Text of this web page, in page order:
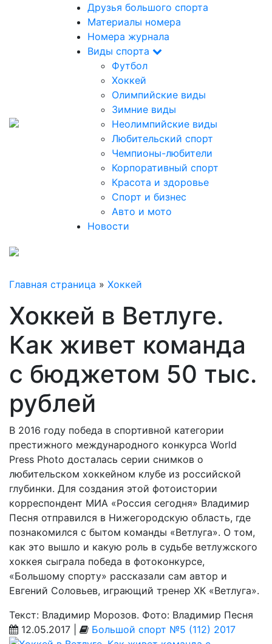
Друзья большого спорта
Материалы номера
Номера журнала
Виды спорта
Футбол
Хоккей
Олимпийские виды
Зимние виды
Неолимпийские виды
Любительский спорт
Чемпионы-любители
Корпоративный спорт
Красота и здоровье
Спорт и бизнес
Авто и мото
Новости
Главная страница » Хоккей
Хоккей в Ветлуге.
Как живет команда
с бюджетом 50 тыс.
рублей
В 2016 году победа в спортивной категории
престижного международного конкурса World
Press Photo досталась серии снимков о
любительском хоккейном клубе из российской
глубинки. Для создания этой фотоистории
корреспондент МИА «Россия сегодня» Владимир
Песня отправился в Нижегородскую область, где
познакомился с бытом команды «Ветлуга». О том,
как это вышло и какую роль в судьбе ветлужского
хоккея сыграла победа в фотоконкурсе,
«Большому спорту» рассказали сам автор и
Евгений Соловьев, играющий тренер ХК «Ветлуга».
Текст: Владимир Морозов. Фото: Владимир Песня
12.05.2017 |
Большой спорт №5 (112) 2017